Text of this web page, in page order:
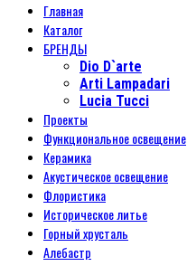
Главная
Каталог
БРЕНДЫ
Dio D`arte
Arti Lampadari
Lucia Tucci
Проекты
Функциональное освещение
Керамика
Акустическое освещение
Флористика
Историческое литье
Горный хрусталь
Алебастр